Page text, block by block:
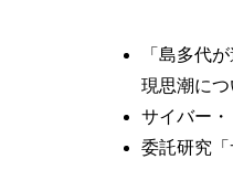
「島多代
現思潮に
サイバー
委託研究